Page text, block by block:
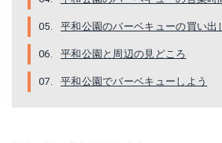
平和公園のバーベキューの買い出
平和公園と周辺の見どころ
平和公園でバーベキューしよう